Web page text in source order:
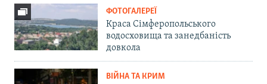
ФОТОГАЛЕРЕЇ
Краса Сімферопольського
водосховища та занедбаність
довкола
ВІЙНА ТА КРИМ